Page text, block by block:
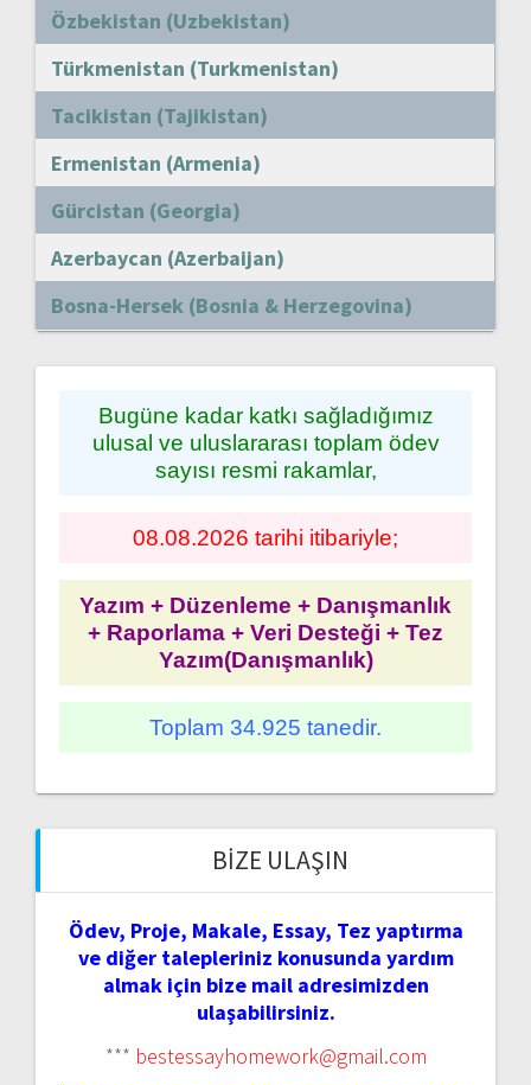
Özbekistan (Uzbekistan)
Türkmenistan (Turkmenistan)
Tacikistan (Tajikistan)
Ermenistan (Armenia)
Gürcistan (Georgia)
Azerbaycan (Azerbaijan)
Bosna-Hersek (Bosnia & Herzegovina)
Bugüne kadar katkı sağladığımız
ulusal ve uluslararası toplam ödev
sayısı resmi rakamlar,
08.08.2026 tarihi itibariyle;
Yazım + Düzenleme + Danışmanlık
+ Raporlama + Veri Desteği + Tez
Yazım(Danışmanlık)
Toplam 34.925 tanedir.
BIZE ULAŞIN
Ödev, Proje, Makale, Essay, Tez yaptırma
ve diğer talepleriniz konusunda yardım
almak için bize mail adresimizden
ulaşabilirsiniz.
*** bestessayhomework@gmail.com